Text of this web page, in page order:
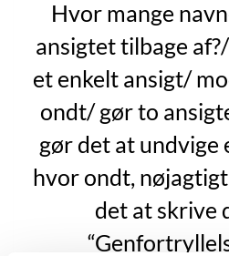
Hvor mange
ansigtet tilbage
et enkelt ansigt/
ondt/ gør to
gør det at undvige
hvor ondt,
det at skrive